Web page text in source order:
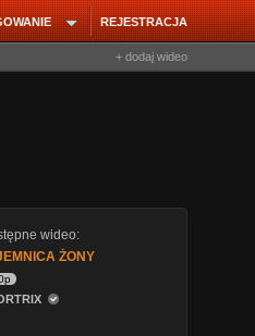
REJESTRACJA
+ dodaj wideo
wideo:
ŻONY